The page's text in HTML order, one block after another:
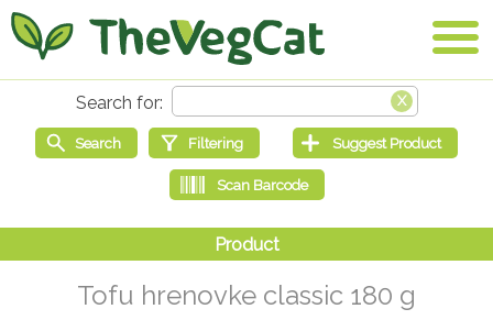
Tofu hrenovke classic 180 g